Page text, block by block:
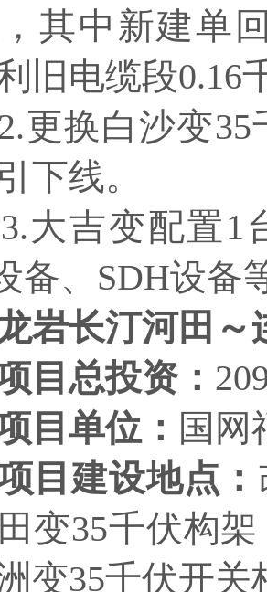
其中新建单
旧电缆段0.16
换白沙变35
下线。
吉变配置1台
备、SDH设备
岩长汀河田～
目总投资：
目单位： 国网
目建设地点：
变35千伏构
变35千伏开关